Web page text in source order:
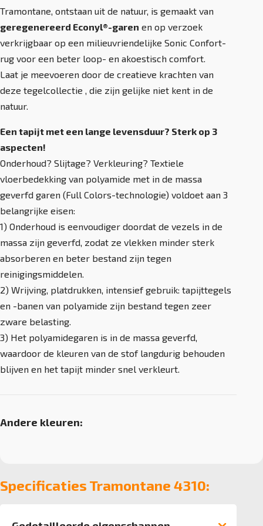
Tramontane, ontstaan uit de natuur, is gemaakt van
geregenereerd Econyl®-garen en op verzoek
verkrijgbaar op een milieuvriendelijke Sonic Confort-
rug voor een beter loop- en akoestisch comfort.
Laat je meevoeren door de creatieve krachten van
deze tegelcollectie , die zijn gelijke niet kent in de
natuur.
Een tapijt met een lange levensduur? Sterk op 3
aspecten!
Onderhoud? Slijtage? Verkleuring? Textiele
vloerbedekking van polyamide met in de massa
geverfd garen (Full Colors-technologie) voldoet aan 3
belangrijke eisen:
1) Onderhoud is eenvoudiger doordat de vezels in de
massa zijn geverfd, zodat ze vlekken minder sterk
absorberen en beter bestand zijn tegen
reinigingsmiddelen.
2) Wrijving, platdrukken, intensief gebruik: tapijttegels
en -banen van polyamide zijn bestand tegen zeer
zware belasting.
3) Het polyamidegaren is in de massa geverfd,
waardoor de kleuren van de stof langdurig behouden
blijven en het tapijt minder snel verkleurt.
Andere kleuren:
Specificaties Tramontane 4310: